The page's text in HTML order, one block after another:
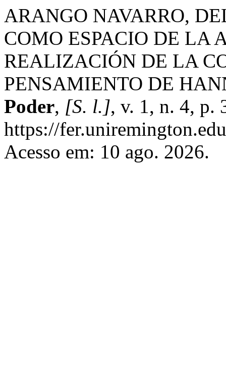
ARANGO NAVARRO,
COMO ESPACIO DE LA
REALIZACIÓN DE LA
PENSAMIENTO DE
Poder, [S. l.], v. 1, n. 4, p.
https://
Acesso em: 10 ago. 2026.